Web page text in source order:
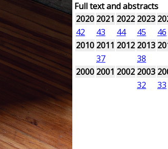
Full text and abstracts
2020 2021 2022 2023
42
43 44 45
46
2010 2011 2012 2013
37
38
2000 2001 2002 2003
32
33